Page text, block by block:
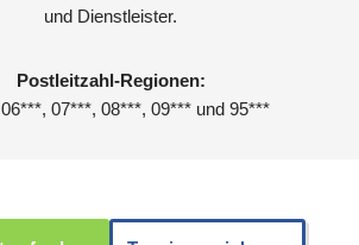
und Dienstleister.
Postleitzahl-Regionen:
07***, 08***, 09*** und 95***